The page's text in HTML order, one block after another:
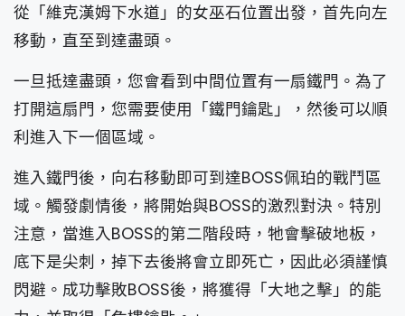
從「維克漢姆下水道」的女巫石位置出發，首先向左
移動，直至到達盡頭。
一旦抵達盡頭，您會看到中間位置有一扇鐵門。為了
打開這扇門，您需要使用「鐵門鑰匙」，然後可以順
利進入下一個區域。
進入鐵門後，向右移動即可到達BOSS佩珀的戰鬥區
域。觸發劇情後，將開始與BOSS的激烈對決。特別
注意，當進入BOSS的第二階段時，牠會擊破地板，
底下是尖刺，掉下去後將會立即死亡，因此必須謹慎
閃避。成功擊敗BOSS後，將獲得「大地之擊」的能